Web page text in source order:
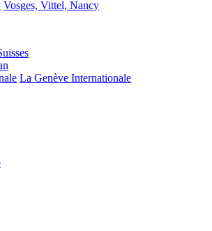
Vosges, Vittel, Nancy
La Genève Internationale